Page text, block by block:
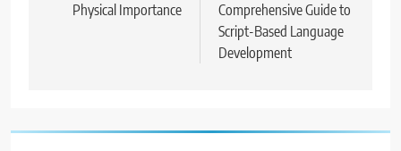
Physical Importance
Comprehensive Guide to
Script-Based Language
Development